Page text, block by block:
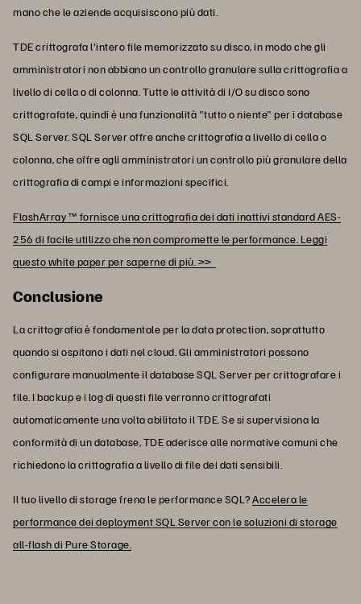
mano che le aziende acquisiscono più dati.
TDE crittografa l'intero file memorizzato su disco, in modo che gli
amministratori non abbiano un controllo granulare sulla crittografia a
livello di cella o di colonna. Tutte le attività di I/O su disco sono
crittografate, quindi è una funzionalità "tutto o niente" per i database
SQL Server. SQL Server offre anche crittografia a livello di cella o
colonna, che offre agli amministratori un controllo più granulare della
crittografia di campi e informazioni specifici.
FlashArray ™ fornisce una crittografia dei dati inattivi standard AES-
256 di facile utilizzo che non compromette le performance. Leggi
questo white paper per saperne di più. >>
Conclusione
La crittografia è fondamentale per la data protection, soprattutto
quando si ospitano i dati nel cloud. Gli amministratori possono
configurare manualmente il database SQL Server per crittografare i
file. I backup e i log di questi file verranno crittografati
automaticamente una volta abilitato il TDE. Se si supervisiona la
conformità di un database, TDE aderisce alle normative comuni che
richiedono la crittografia a livello di file dei dati sensibili.
Il tuo livello di storage frena le performance SQL?Accelera le
performance dei deployment SQL Server con le soluzioni di storage
all-flash di Pure Storage.